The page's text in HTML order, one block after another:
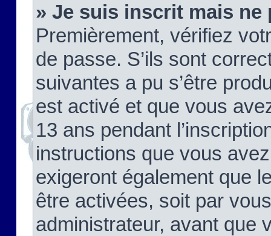
» Je suis inscrit mais ne
Premièrement, vérifiez
de passe. S’ils sont
suivantes a pu s’être
est activé et que vous
13 ans pendant
instructions que vous
exigeront également que
être activées, soit par
administrateur, avant que